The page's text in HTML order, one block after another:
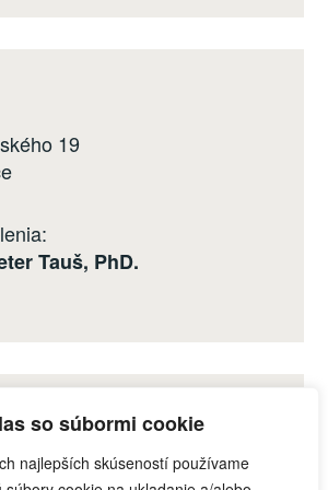
so súbormi cookie
najlepších skúseností používame
19
Tauš, PhD.